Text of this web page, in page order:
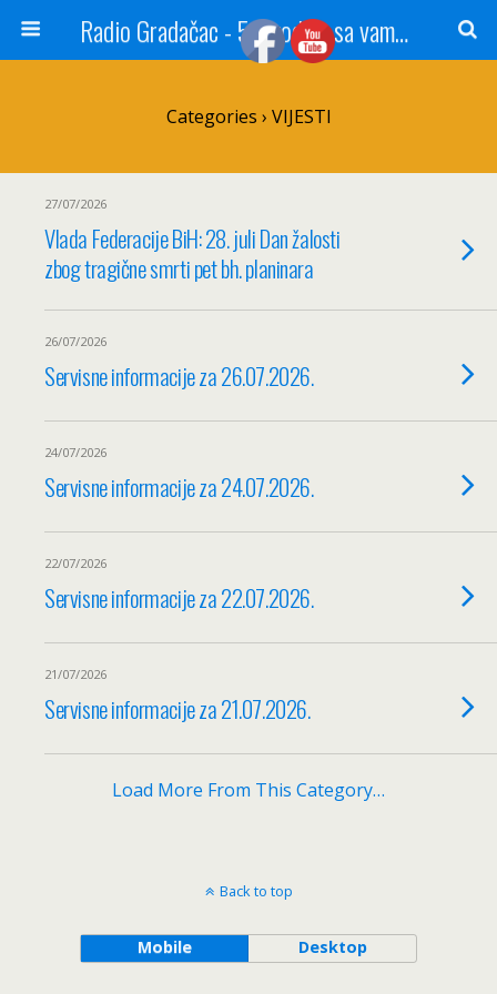
Radio Gradačac - 56 godina sa vama...
Categories › VIJESTI
27/07/2026
Vlada Federacije BiH: 28. juli Dan žalosti
zbog tragične smrti pet bh. planinara
26/07/2026
Servisne informacije za 26.07.2026.
24/07/2026
Servisne informacije za 24.07.2026.
22/07/2026
Servisne informacije za 22.07.2026.
21/07/2026
Servisne informacije za 21.07.2026.
Load More From This Category…
Back to top
Mobile Desktop